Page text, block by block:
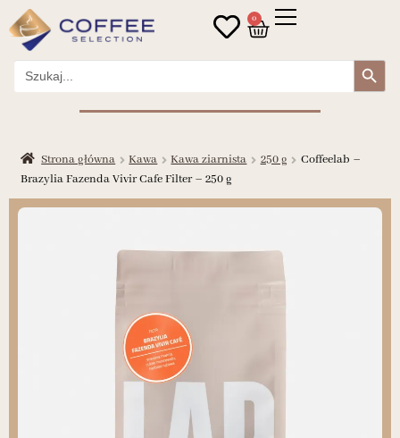
0
Search
for:
Search Button
Strona główna Kawa Kawa ziarnista 250 g
Coffeelab –
Brazylia Fazenda Vivir Cafe Filter – 250 g